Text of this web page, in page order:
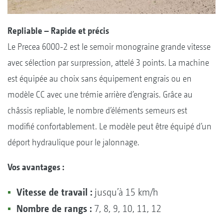
Repliable – Rapide et précis
Le Precea 6000-2 est le semoir monograine grande vitesse
avec sélection par surpression, attelé 3 points. La machine
est équipée au choix sans équipement engrais ou en
modèle CC avec une trémie arrière d’engrais. Grâce au
châssis repliable, le nombre d’éléments semeurs est
modifié confortablement. Le modèle peut être équipé d’un
déport hydraulique pour le jalonnage.
Vos avantages :
Vitesse de travail : jusqu’à 15 km/h
Nombre de rangs : 7, 8, 9, 10, 11, 12